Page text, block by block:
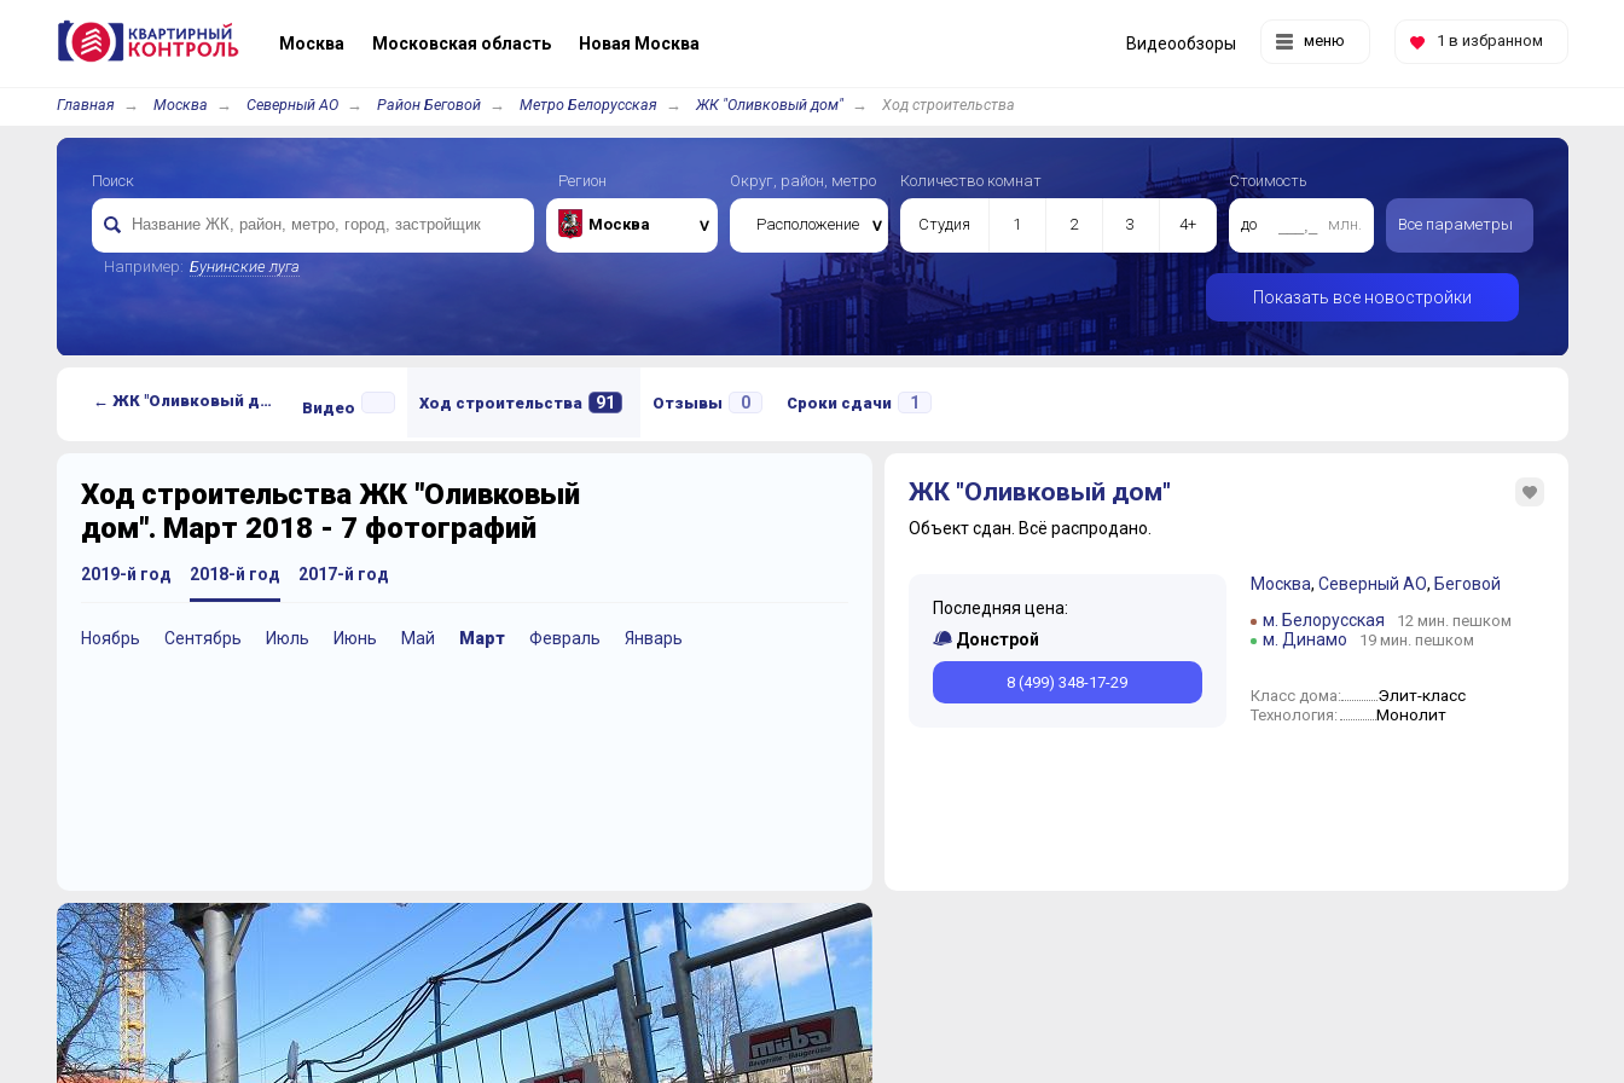
Москва Московская область Новая Москва меню 1 в избранном
Видеообзоры
Главная Москва Северный АО Район Беговой Метро Белорусская ЖК "Оливковый дом" Ход строительства
Поиск
Например: Бунинские луга
Регион
Москва
Округ, район, метро
Расположение
Количество комнат
Студия 1 2 3 4+
Стоимость
до млн. Все параметры
Показать все новостройки
← ЖК "Оливковый дом" Видео Ход строительства 91 Отзывы 0 Сроки сдачи 1
Ход строительства ЖК "Оливковый
дом". Март 2018 - 7 фотографий
2019-й год
Июнь Февраль
2018-й год
Ноябрь Сентябрь Июль Июнь Май Март Февраль Январь
2017-й год
Ноябрь Октябрь
ЖК "Оливковый дом"
Объект сдан. Всё распродано.
Последняя цена:
Донстрой
8 (499) 348-17-29
Москва, Северный АО, Беговой
м. Белорусская
12 мин. пешком
м. Динамо 19 мин. пешком
Класс дома: Элит-класс
Технология: Монолит